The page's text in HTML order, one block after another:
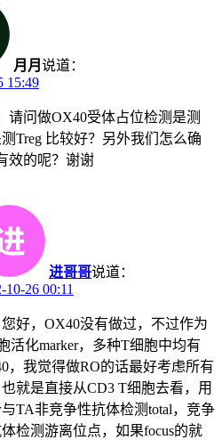
月月 说道：
15:49
请问做OX40受体占位检测是测
Treg 比较好？另外我们怎么确
效的呢？谢谢
进哥哥说道：
10-26 00:11
您好，OX40没有做过，不过作为
活化marker，多种T细胞中均有
，我觉得做RO的话最好考虑所有
就是直接从CD3 T细胞去看，用
TA非竞争性抗体检测total，竞争
检测游离位点，如果focus的就